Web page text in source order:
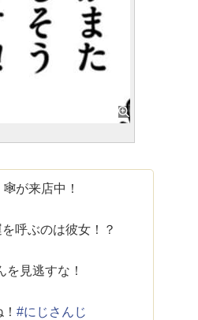
が来店中！
呼ぶのは彼女！？
見逃すな！
#にじさんじ